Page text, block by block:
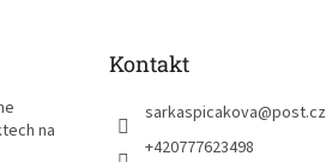
na
Kontakt
sarkaspicakova@post.cz
+420777623498